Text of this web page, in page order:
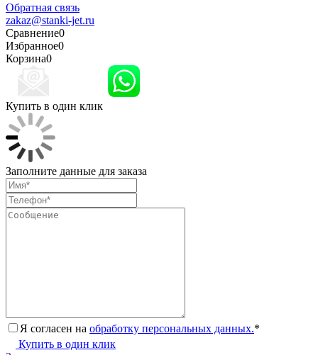
Обратная связь
zakaz@stanki-jet.ru
Сравнение0
Избранное0
Корзина0
Купить в один клик
Заполните данные для заказа
Я согласен на обработку персональных данных.*
Купить в один клик